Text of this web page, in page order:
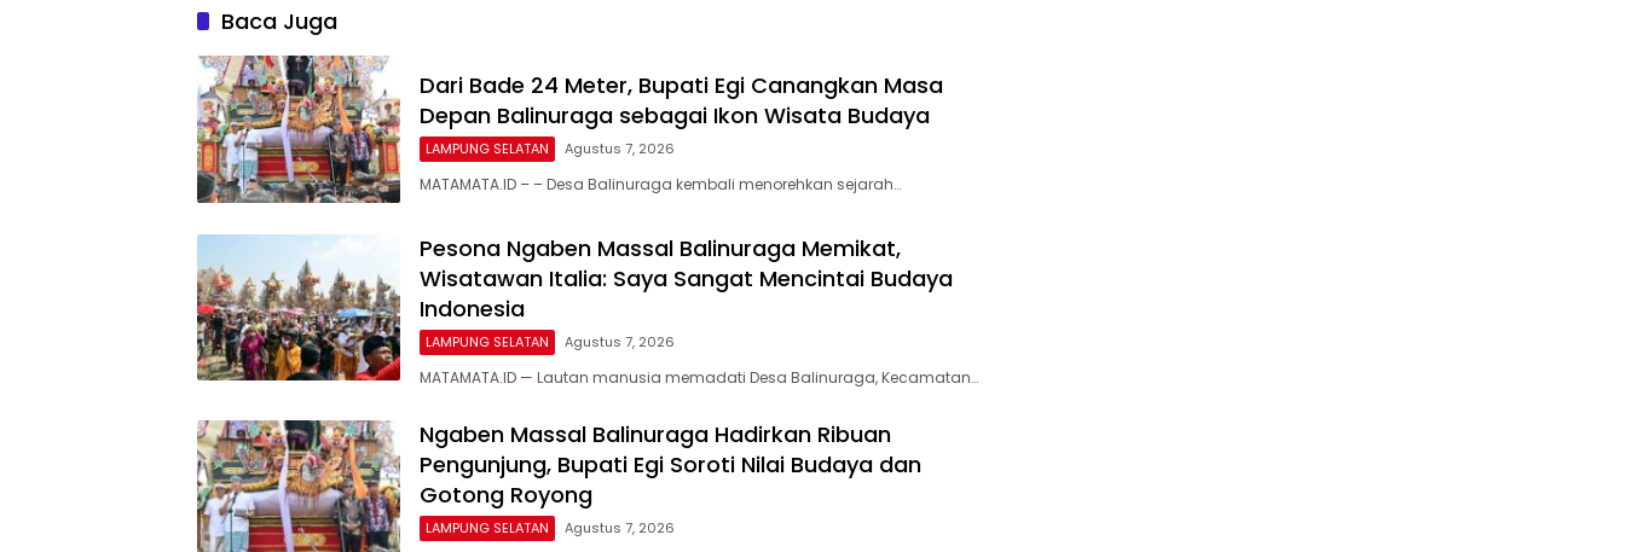
Baca Juga
Dari Bade 24 Meter, Bupati Egi Canangkan Masa
Depan Balinuraga sebagai Ikon Wisata Budaya
LAMPUNG SELATAN Agustus 7, 2026
MATAMATA.ID – – Desa Balinuraga kembali menorehkan sejarah…
Pesona Ngaben Massal Balinuraga Memikat,
Wisatawan Italia: Saya Sangat Mencintai Budaya
Indonesia
LAMPUNG SELATAN Agustus 7, 2026
MATAMATA.ID — Lautan manusia memadati Desa Balinuraga, Kecamatan…
Ngaben Massal Balinuraga Hadirkan Ribuan
Pengunjung, Bupati Egi Soroti Nilai Budaya dan
Gotong Royong
LAMPUNG SELATAN Agustus 7, 2026